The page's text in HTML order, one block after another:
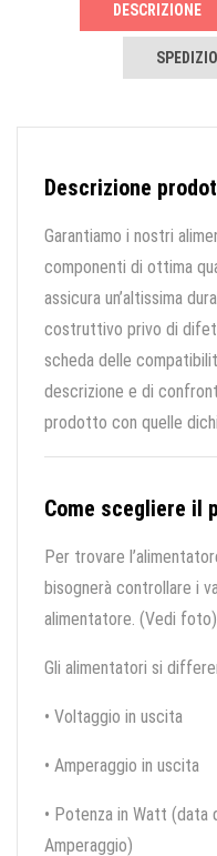
DESCRIZIONE
Descrizione
Garantiamo i nostri
componenti di ottima
assicura un’altissima
costruttivo privo di
scheda delle
descrizione e di
prodotto con quelle
Come scegliere il
Per trovare
bisognerà controllare i
alimentatore. (Vedi foto)
Gli alimentatori si
• Voltaggio in uscita
• Amperaggio in uscita
• Potenza in Watt
Amperaggio)